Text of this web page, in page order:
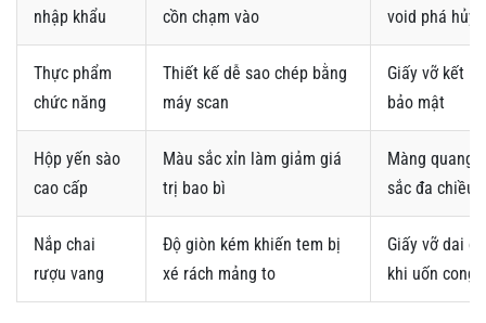
nhập khẩu
cồn chạm vào
void phá hủy
Thực phẩm
chức năng
Thiết kế dễ sao chép bằng
máy scan
Giấy vỡ kết
bảo mật
Hộp yến sào
cao cấp
Màu sắc xỉn làm giảm giá
trị bao bì
Màng quang
sắc đa chiều
Nắp chai
rượu vang
Độ giòn kém khiến tem bị
xé rách mảng to
Giấy vỡ dai
khi uốn cong